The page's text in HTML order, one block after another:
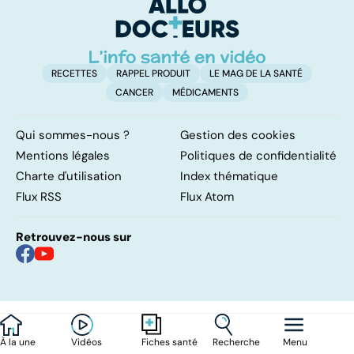
À la une Vidéos Fiches santé Recherche Menu
RECETTES RAPPEL PRODUIT
LE MAG DE LA SANTÉ
CANCER
MÉDICAMENTS
Qui sommes-nous ?
Gestion des cookies
Mentions légales
Politiques de confidentialité
Charte d'utilisation
Index thématique
Flux RSS
Flux Atom
Retrouvez-nous sur